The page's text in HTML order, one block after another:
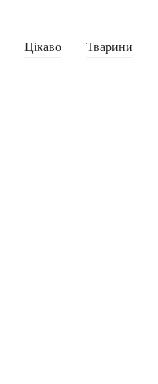
Цікаво Тварини